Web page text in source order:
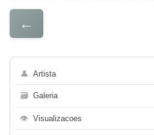
←
👤 Artista
🗃 Galeria
👁 Visualizacoes